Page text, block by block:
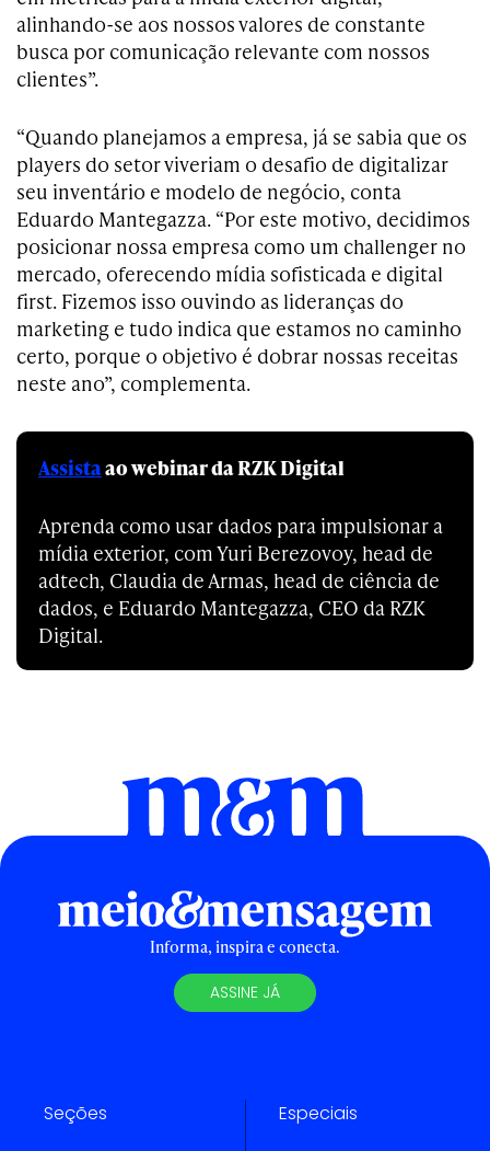
alinhando-se aos nossos valores de constante
busca por comunicação relevante com nossos
clientes”.
“Quando planejamos a empresa, já se sabia que os
players do setor viveriam o desafio de digitalizar
seu inventário e modelo de negócio, conta
Eduardo Mantegazza. “Por este motivo, decidimos
posicionar nossa empresa como um challenger no
mercado, oferecendo mídia sofisticada e digital
first. Fizemos isso ouvindo as lideranças do
marketing e tudo indica que estamos no caminho
certo, porque o objetivo é dobrar nossas receitas
neste ano”, complementa.
Assistaao webinar da RZK Digital
Aprenda como usar dados para impulsionar a
mídia exterior, com Yuri Berezovoy, head de
adtech, Claudia de Armas, head de ciência de
dados, e Eduardo Mantegazza, CEO da RZK
Digital.
Informa, inspira e conecta.
ASSINE JÁ
Seções Especiais